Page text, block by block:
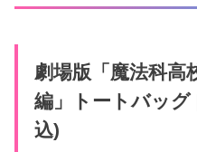
劇場版「魔法科高
編」トートバッ
込)